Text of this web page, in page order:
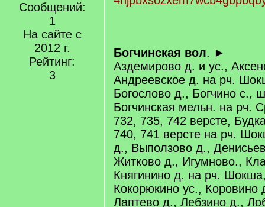
Сообщений:
1
На сайте с
2012 г.
Рейтинг:
3
Богчинская вол. ►
Аздемирово д. и ус.,
Андреевское д. на рч.
Богослово д., Богчино с.,
Богчинская мельн. на рч.
732, 735, 742 версте,
740, 741 версте на рч.
д., Выползово д.,
Житково д., Игумново.,
Княгинино д. на рч.
Кокорюкино ус., Коровино
Лаптево д., Лебзино д.,